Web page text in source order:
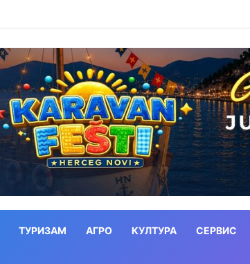
ТУРИЗАМ АГРО КУЛТУРА СЕРВИС